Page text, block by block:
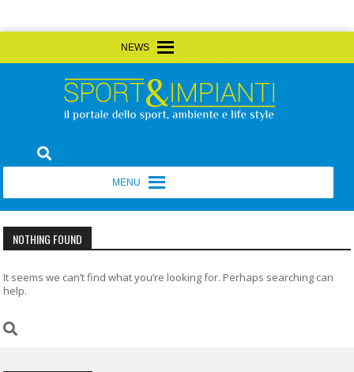
to
Sport&Impianti
NOTHING FOUND
It seems we can’t find what you’re looking for. Perhaps searching can
help.